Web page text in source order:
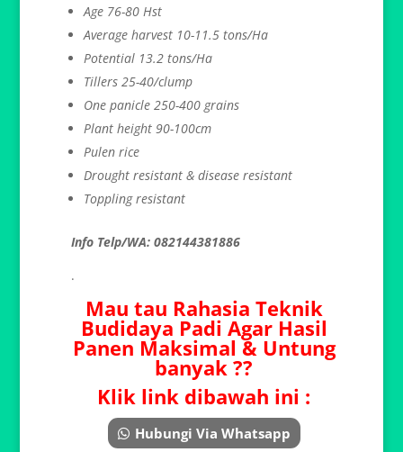
Age 76-80 Hst
Average harvest 10-11.5 tons/Ha
Potential 13.2 tons/Ha
Tillers 25-40/clump
One panicle 250-400 grains
Plant height 90-100cm
Pulen rice
Drought resistant & disease resistant
Toppling resistant
Info Telp/WA: 082144381886
.
Mau tau Rahasia Teknik
Budidaya Padi Agar Hasil
Panen Maksimal & Untung
banyak ??
Klik link dibawah ini :
Hubungi Via Whatsapp